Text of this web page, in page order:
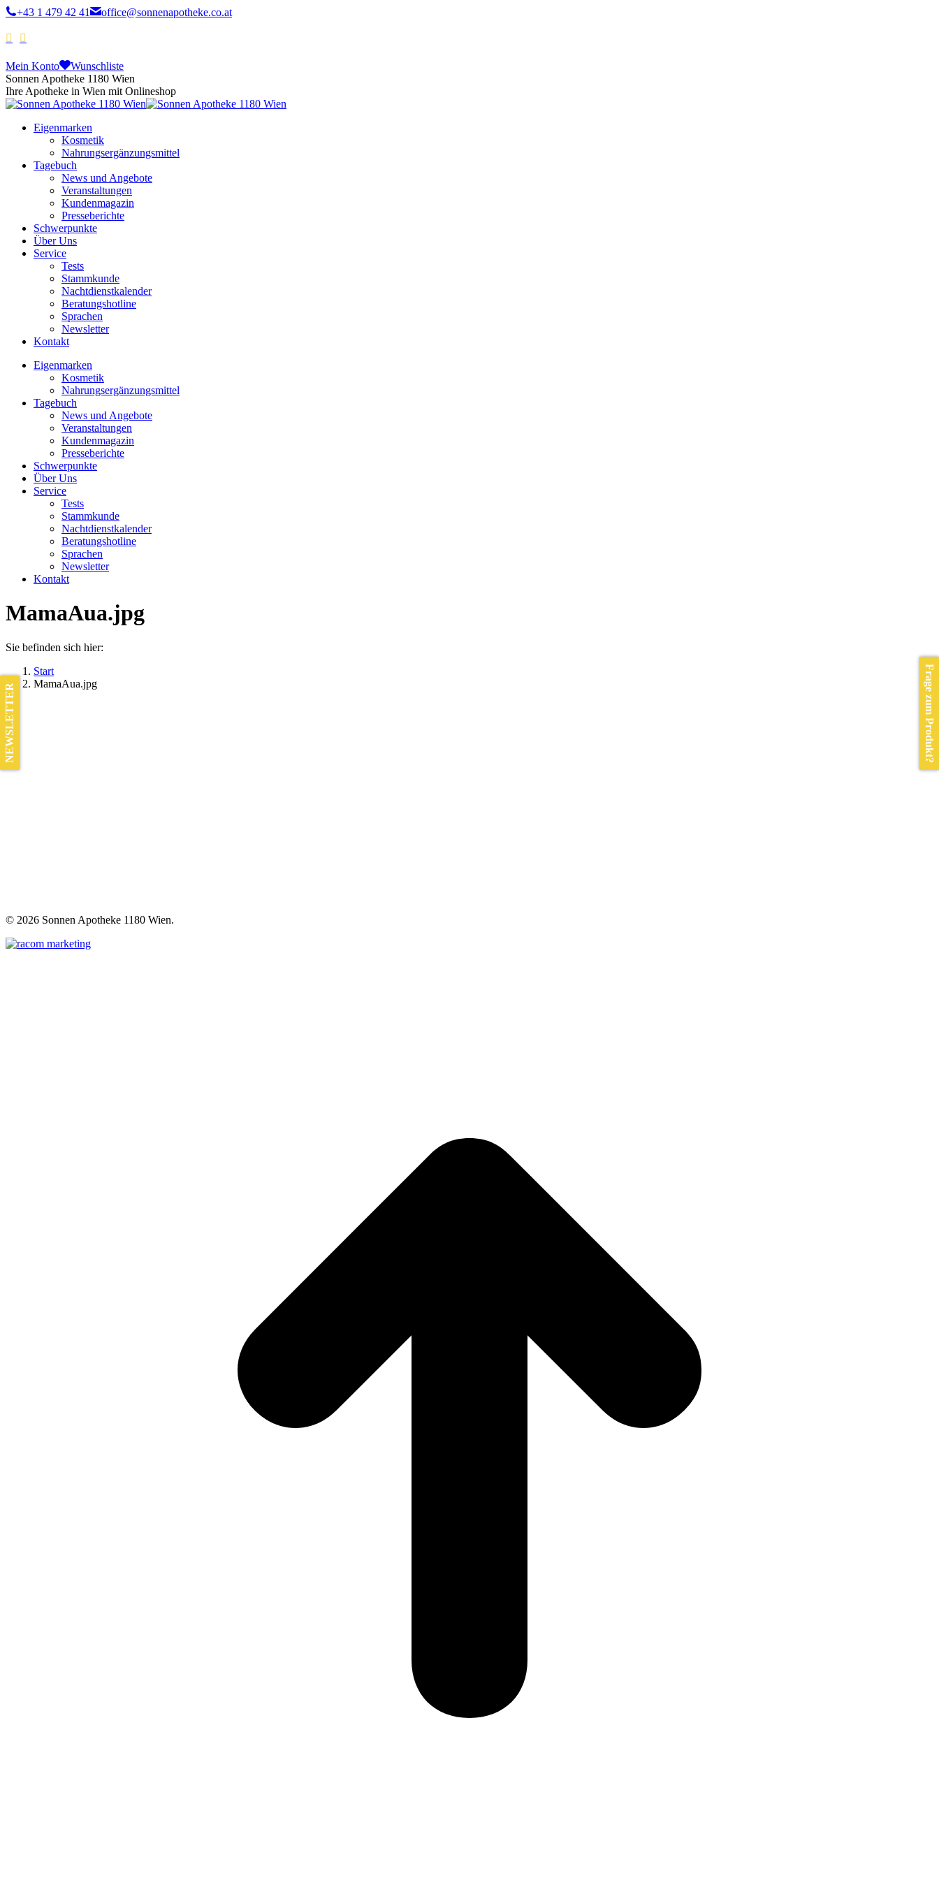
+43 1 479 42 41 office@sonnenapotheke.co.at
Mein Konto
Wunschliste
Sonnen Apotheke 1180 Wien
Ihre Apotheke in Wien mit Onlineshop
Eigenmarken
Kosmetik
Nahrungsergänzungsmittel
Tagebuch
News und Angebote
Veranstaltungen
Kundenmagazin
Presseberichte
Schwerpunkte
Über Uns
Service
Tests
Stammkunde
Nachtdienstkalender
Beratungshotline
Sprachen
Newsletter
Kontakt
Eigenmarken
Kosmetik
Nahrungsergänzungsmittel
Tagebuch
News und Angebote
Veranstaltungen
Kundenmagazin
Presseberichte
Schwerpunkte
Über Uns
Service
Tests
Stammkunde
Nachtdienstkalender
Beratungshotline
Sprachen
Newsletter
Kontakt
MamaAua.jpg
Sie befinden sich hier:
Start
MamaAua.jpg
© 2026 Sonnen Apotheke 1180 Wien.
Frage zum Produkt?
NEWSLETTER